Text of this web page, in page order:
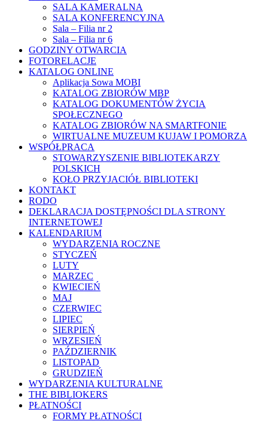
SALA KAMERALNA
SALA KONFERENCYJNA
Sala – Filia nr 2
Sala – Filia nr 6
GODZINY OTWARCIA
FOTORELACJE
KATALOG ONLINE
Aplikacja Sowa MOBI
KATALOG ZBIORÓW MBP
KATALOG DOKUMENTÓW ŻYCIA
SPOŁECZNEGO
KATALOG ZBIORÓW NA SMARTFONIE
WIRTUALNE MUZEUM KUJAW I POMORZA
WSPÓŁPRACA
STOWARZYSZENIE BIBLIOTEKARZY
POLSKICH
KOŁO PRZYJACIÓŁ BIBLIOTEKI
KONTAKT
RODO
DEKLARACJA DOSTĘPNOŚCI DLA STRONY
INTERNETOWEJ
KALENDARIUM
WYDARZENIA ROCZNE
STYCZEŃ
LUTY
MARZEC
KWIECIEŃ
MAJ
CZERWIEC
LIPIEC
SIERPIEŃ
WRZESIEŃ
PAŹDZIERNIK
LISTOPAD
GRUDZIEŃ
WYDARZENIA KULTURALNE
THE BIBLIOKERS
PŁATNOŚCI
FORMY PŁATNOŚCI